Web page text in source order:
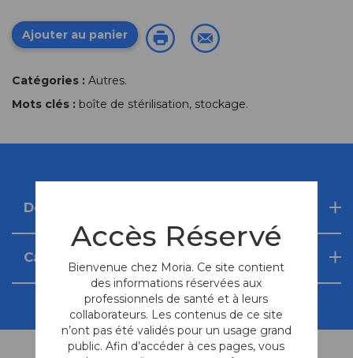
Ajouter au panier
Catégories : Autres.
Mots clés : boîte de stérilisation, stockage.
Description
Caractéristiques techniques
Accès Réservé
Bienvenue chez Moria. Ce site contient
des informations réservées aux
professionnels de santé et à leurs
collaborateurs. Les contenus de ce site
n’ont pas été validés pour un usage grand
public. Afin d’accéder à ces pages, vous